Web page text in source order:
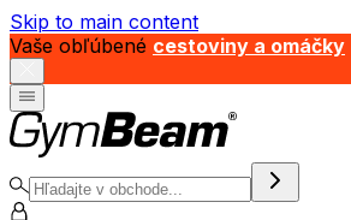
Skip to main content
Vaše obľúbené cestoviny a omáčky